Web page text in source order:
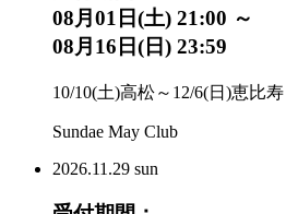
08月01日(土) 21:00 ～
08月16日(日) 23:59
10/10(土)高松～12/6(日)恵比
Sundae May Club
2026.11.29 sun